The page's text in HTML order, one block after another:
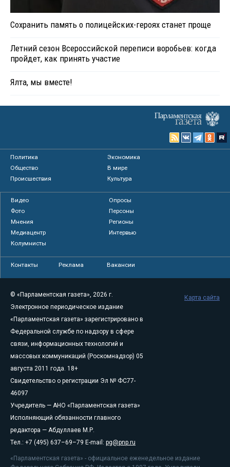
Сохранить память о полицейских-героях станет проще
Летний сезон Всероссийской переписи воробьев: когда
пройдет, как принять участие
Ялта, мы вместе!
Политика
Экономика
Общество
В мире
Происшествия
Культура
Видео
Опросы
Фото
Персоны
Мнения
Регионы
Медиацентр
Интервью
Колумнисты
Контакты Реклама Вакансии
© «Парламентская газета», 2026 г.
Электронное периодическое издание
«Парламентская газета» зарегистрировано в
Федеральной службе по надзору в сфере
связи, информационных технологий и
массовых коммуникаций (Роскомнадзор) 05
августа 2011 года. 18+
Свидетельство о регистрации Эл № ФС77-
46097
Учредитель — АНО «Парламентская газета»
Исполняющий обязанности главного
редактора — Абдуллаев М.Р.
Тел.: +7 (495) 637–69–79 E-mail: pg@pnp.ru
«Парламентская газета» - официальное еженедельное издание
Карта сайта